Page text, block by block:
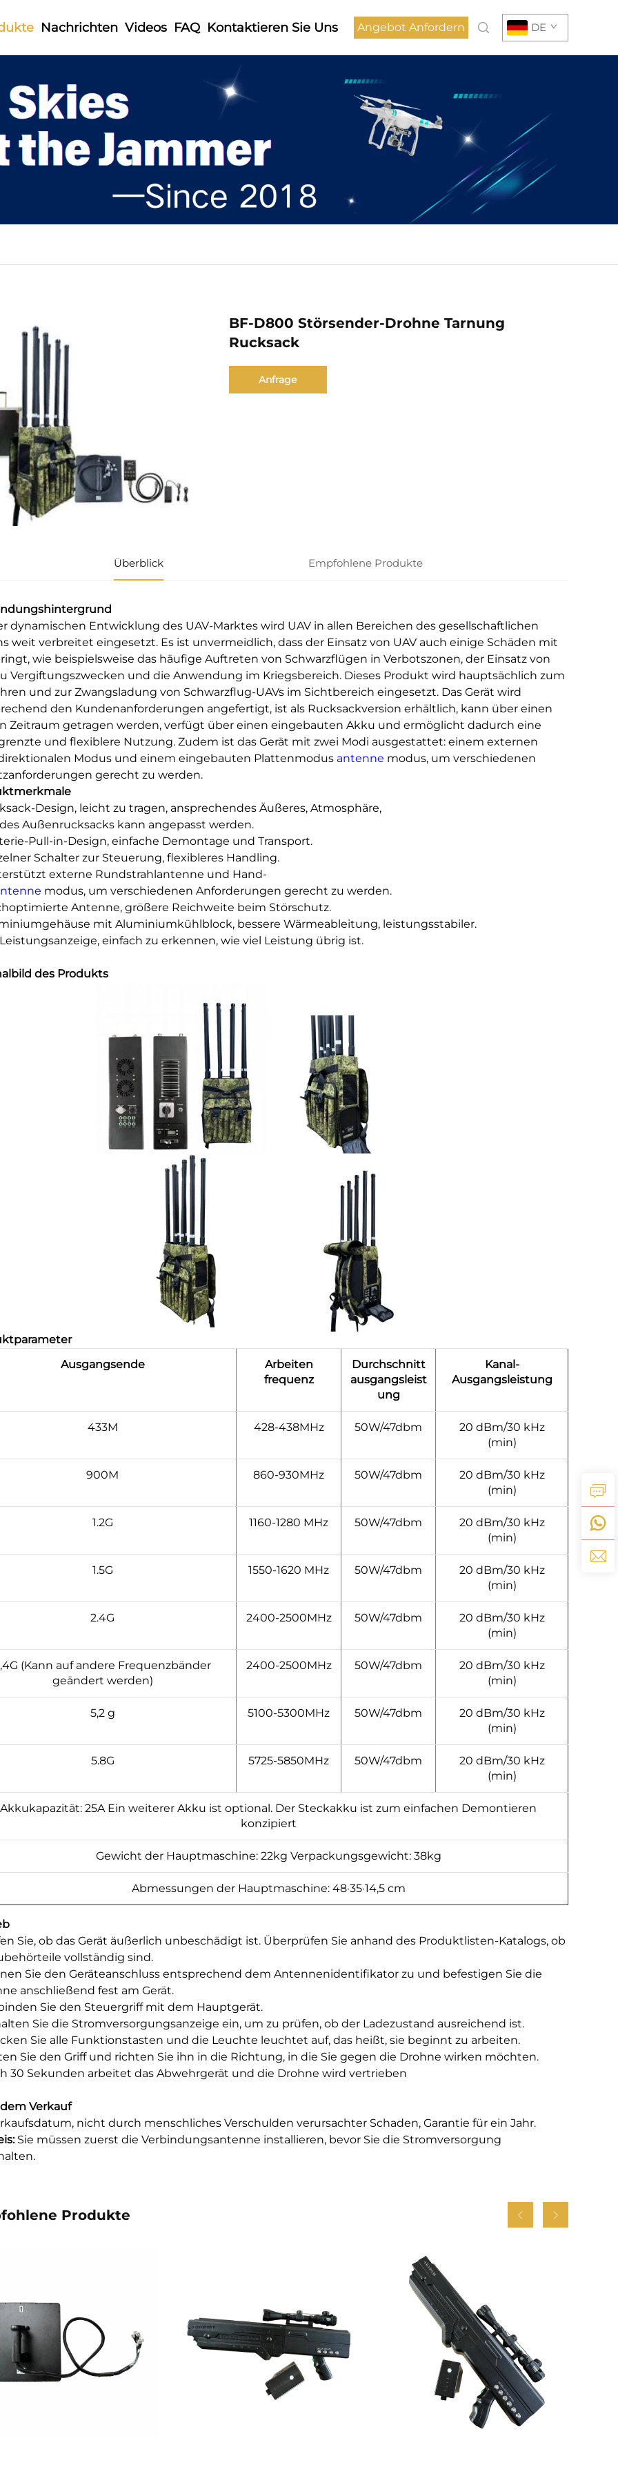
Nachrichten Videos FAQ Kontaktieren Sie Uns Angebot Anfordern DE
BF-D800 Störsender-Drohne Tarnung
Rucksack
Anfrage
Überblick Empfohlene Produkte
dynamischen Entwicklung des UAV-Marktes wird UAV in allen Bereichen des gesellschaftlichen
weit verbreitet eingesetzt. Es ist unvermeidlich, dass der Einsatz von UAV auch einige Schäden mit
wie beispielsweise das häufige Auftreten von Schwarzflügen in Verbotszonen, der Einsatz von
Vergiftungszwecken und die Anwendung im Kriegsbereich. Dieses Produkt wird hauptsächlich zum
und zur Zwangsladung von Schwarzflug-UAVs im Sichtbereich eingesetzt. Das Gerät wird
den Kundenanforderungen angefertigt, ist als Rucksackversion erhältlich, kann über einen
Zeitraum getragen werden, verfügt über einen eingebauten Akku und ermöglicht dadurch eine
und flexiblere Nutzung. Zudem ist das Gerät mit zwei Modi ausgestattet: einem externen
Modus und einem eingebauten Plattenmodus antenne modus, um verschiedenen
gerecht zu werden.
Design, leicht zu tragen, ansprechendes Äußeres, Atmosphäre,
Außenrucksacks kann angepasst werden.
Pull-in-Design, einfache Demontage und Transport.
Schalter zur Steuerung, flexibleres Handling.
externe Rundstrahlantenne und Hand-
modus, um verschiedenen Anforderungen gerecht zu werden.
Antenne, größere Reichweite beim Störschutz.
mit Aluminiumkühlblock, bessere Wärmeableitung, leistungsstabiler.
einfach zu erkennen, wie viel Leistung übrig ist.
des Produkts
Ausgangsende
Arbeiten
frequenz
Durchschnitt
ausgangsleist
ung
Kanal-
Ausgangsleistung
433M 428-438MHz 50W/47dbm
20 dBm/30 kHz
(min)
900M 860-930MHz 50W/47dbm
20 dBm/30 kHz
(min)
1.2G 1160-1280 MHz 50W/47dbm
20 dBm/30 kHz
(min)
1.5G 1550-1620 MHz 50W/47dbm
20 dBm/30 kHz
(min)
2.4G 2400-2500MHz 50W/47dbm
20 dBm/30 kHz
(min)
(Kann auf andere Frequenzbänder
geändert werden)
2400-2500MHz 50W/47dbm
20 dBm/30 kHz
(min)
5,2 g 5100-5300MHz 50W/47dbm
20 dBm/30 kHz
(min)
5.8G 5725-5850MHz 50W/47dbm
20 dBm/30 kHz
(min)
Akkukapazität: 25A Ein weiterer Akku ist optional. Der Steckakku ist zum einfachen Demontieren
konzipiert
Gewicht der Hauptmaschine: 22kg Verpackungsgewicht: 38kg
Abmessungen der Hauptmaschine: 48·35·14,5 cm
Sie, ob das Gerät äußerlich unbeschädigt ist. Überprüfen Sie anhand des Produktlisten-Katalogs, ob
vollständig sind.
Sie den Geräteanschluss entsprechend dem Antennenidentifikator zu und befestigen Sie die
anschließend fest am Gerät.
Sie den Steuergriff mit dem Hauptgerät.
Sie die Stromversorgungsanzeige ein, um zu prüfen, ob der Ladezustand ausreichend ist.
Sie alle Funktionstasten und die Leuchte leuchtet auf, das heißt, sie beginnt zu arbeiten.
Sie den Griff und richten Sie ihn in die Richtung, in die Sie gegen die Drohne wirken möchten.
30 Sekunden arbeitet das Abwehrgerät und die Drohne wird vertrieben
Verkauf
nicht durch menschliches Verschulden verursachter Schaden, Garantie für ein Jahr.
Sie müssen zuerst die Verbindungsantenne installieren, bevor Sie die Stromversorgung
Produkte